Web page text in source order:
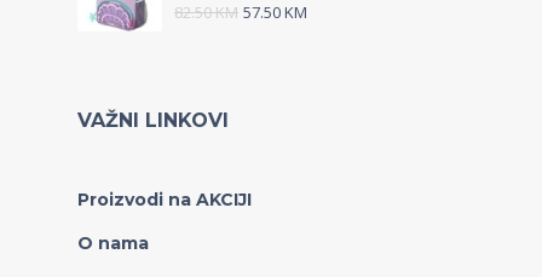
82.50KM 57.50KM
VAŽNI LINKOVI
Proizvodi na AKCIJI
O nama